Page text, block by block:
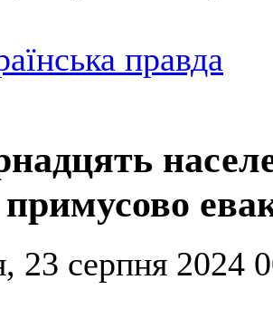
правда
23 серпня 2024